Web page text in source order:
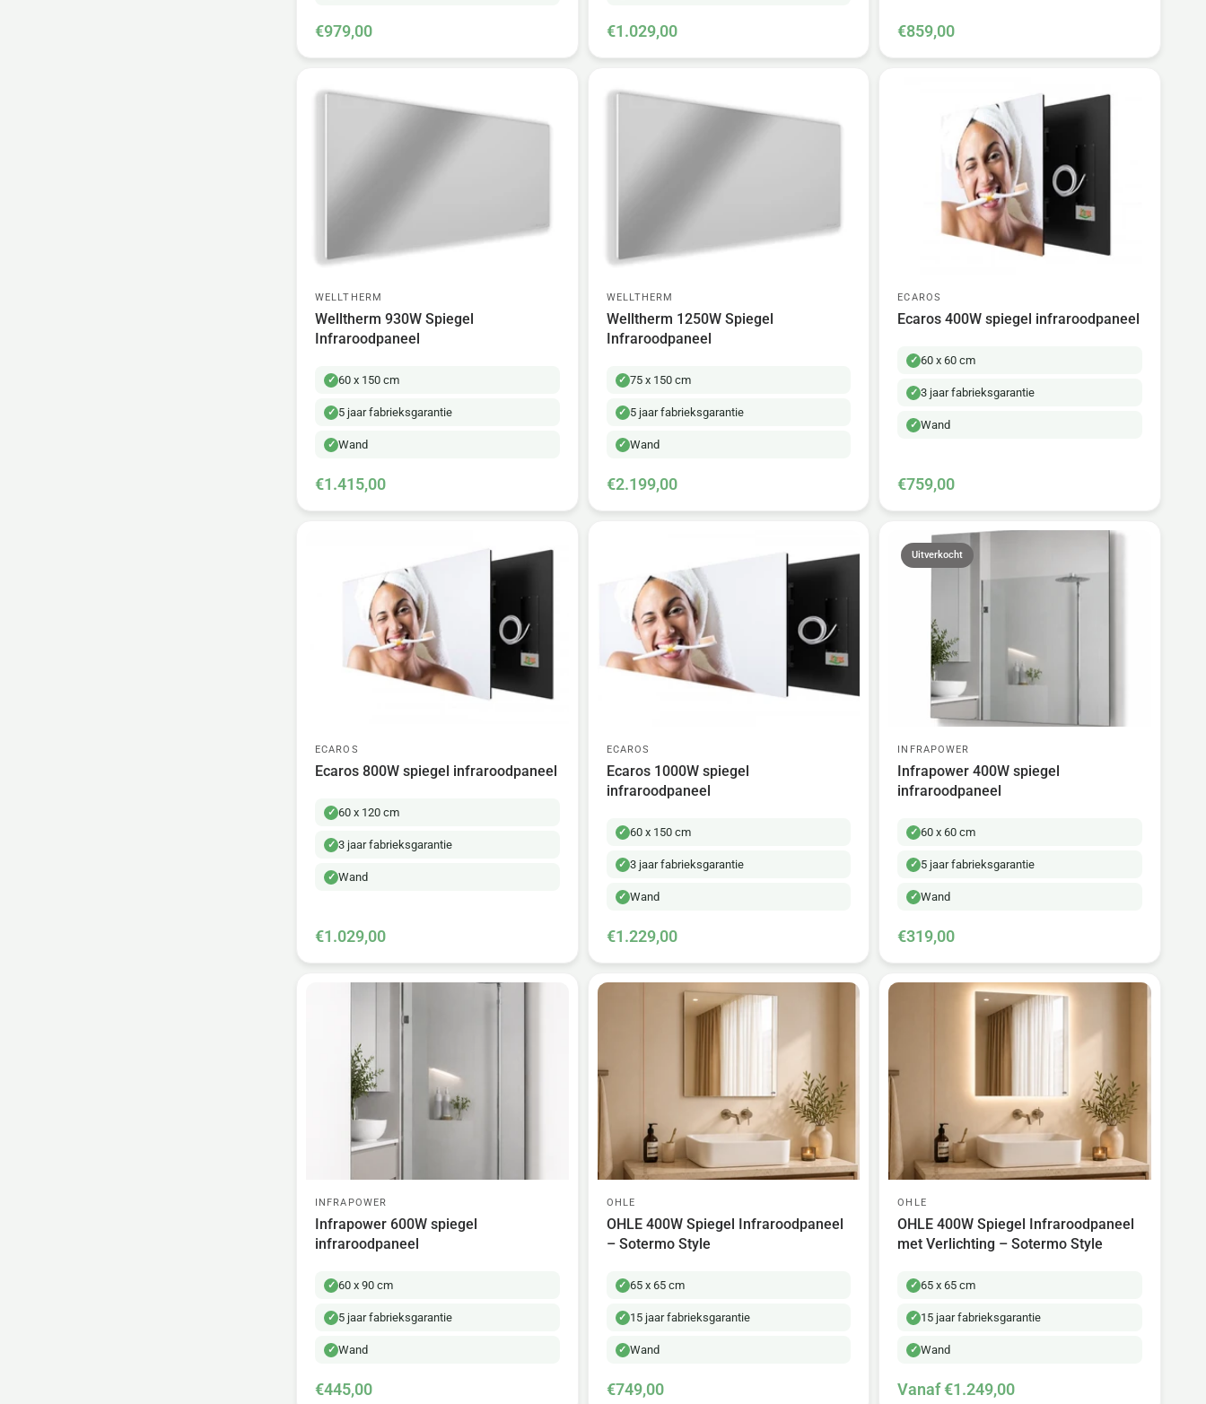
€979,00 €1.029,00 €859,00
WELLTHERM
Welltherm 930W Spiegel
Infraroodpaneel
60 x 150 cm
5 jaar fabrieksgarantie
Wand
€1.415,00
WELLTHERM
Welltherm 1250W Spiegel
Infraroodpaneel
75 x 150 cm
5 jaar fabrieksgarantie
Wand
€2.199,00
ECAROS
Ecaros 400W spiegel infraroodpaneel
60 x 60 cm
3 jaar fabrieksgarantie
Wand
€759,00
ECAROS
Ecaros 800W spiegel infraroodpaneel
60 x 120 cm
3 jaar fabrieksgarantie
Wand
€1.029,00
ECAROS
Ecaros 1000W spiegel
infraroodpaneel
60 x 150 cm
3 jaar fabrieksgarantie
Wand
€1.229,00
Uitverkocht
INFRAPOWER
Infrapower 400W spiegel
infraroodpaneel
60 x 60 cm
5 jaar fabrieksgarantie
Wand
€319,00
INFRAPOWER
Infrapower 600W spiegel
infraroodpaneel
60 x 90 cm
5 jaar fabrieksgarantie
Wand
€445,00
OHLE
OHLE 400W Spiegel Infraroodpaneel
– Sotermo Style
65 x 65 cm
15 jaar fabrieksgarantie
Wand
€749,00
OHLE
OHLE 400W Spiegel Infraroodpaneel
met Verlichting – Sotermo Style
65 x 65 cm
15 jaar fabrieksgarantie
Wand
Vanaf €1.249,00